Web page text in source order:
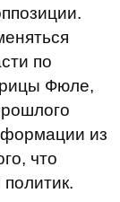
по
Фюле,
из
что